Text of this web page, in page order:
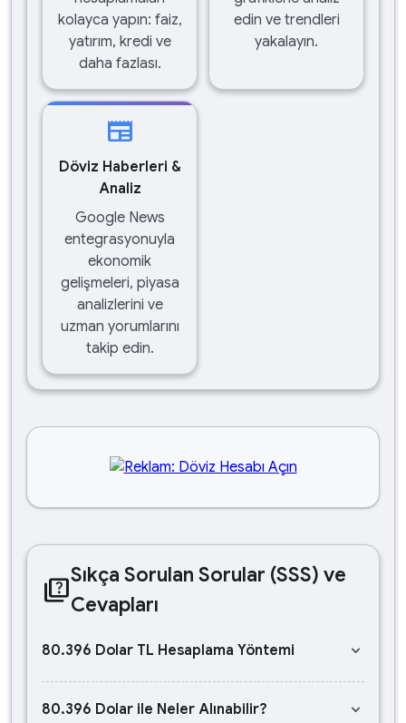
kolayca yapın: faiz,
yatırım, kredi ve
daha fazlası.
edin ve trendleri
yakalayın.
newspaper
Döviz Haberleri &
Analiz
Google News
entegrasyonuyla
ekonomik
gelişmeleri, piyasa
analizlerini ve
uzman yorumlarını
takip edin.
quizSıkça Sorulan Sorular (SSS) ve
Cevapları
80.396 Dolar TL Hesaplama Yöntemi keyboard_arrow_down
80.396 Dolar ile Neler Alınabilir? keyboard_arrow_down